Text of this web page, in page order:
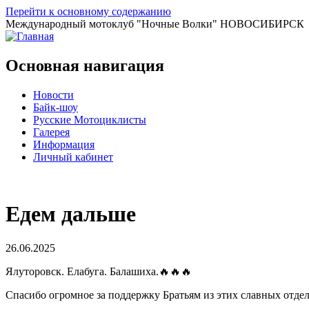
Перейти к основному содержанию
Международный мотоклуб "Ночные Волки" НОВОСИБИРСК
Основная навигация
Новости
Байк-шоу
Русские Мотоциклисты
Галерея
Информация
Личный кабинет
Едем дальше
26.06.2025
Ялуторовск. Елабуга. Балашиха.🔥🔥🔥
Спасибо огромное за поддержку Братьям из этих славных